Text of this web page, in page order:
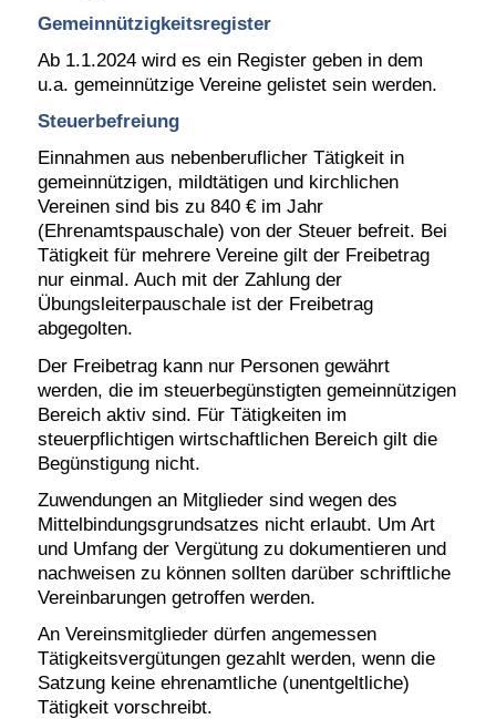
Gemeinnützigkeitsregister
Ab 1.1.2024 wird es ein Register geben in dem
u.a. gemeinnützige Vereine gelistet sein werden.
Steuerbefreiung
Einnahmen aus nebenberuflicher Tätigkeit in
gemeinnützigen, mildtätigen und kirchlichen
Vereinen sind bis zu 840 € im Jahr
(Ehrenamtspauschale) von der Steuer befreit. Bei
Tätigkeit für mehrere Vereine gilt der Freibetrag
nur einmal. Auch mit der Zahlung der
Übungsleiterpauschale ist der Freibetrag
abgegolten.
Der Freibetrag kann nur Personen gewährt
werden, die im steuerbegünstigten gemeinnützigen
Bereich aktiv sind. Für Tätigkeiten im
steuerpflichtigen wirtschaftlichen Bereich gilt die
Begünstigung nicht.
Zuwendungen an Mitglieder sind wegen des
Mittelbindungsgrundsatzes nicht erlaubt. Um Art
und Umfang der Vergütung zu dokumentieren und
nachweisen zu können sollten darüber schriftliche
Vereinbarungen getroffen werden.
An Vereinsmitglieder dürfen angemessen
Tätigkeitsvergütungen gezahlt werden, wenn die
Satzung keine ehrenamtliche (unentgeltliche)
Tätigkeit vorschreibt.